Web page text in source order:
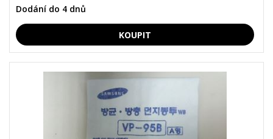
Dodání do 4 dnů